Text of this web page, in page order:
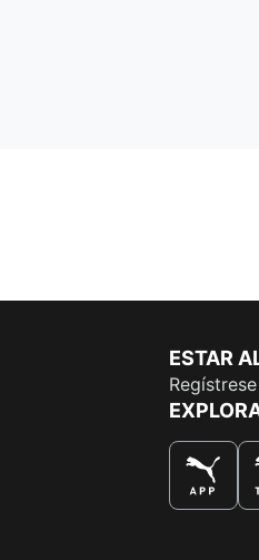
ESTAR